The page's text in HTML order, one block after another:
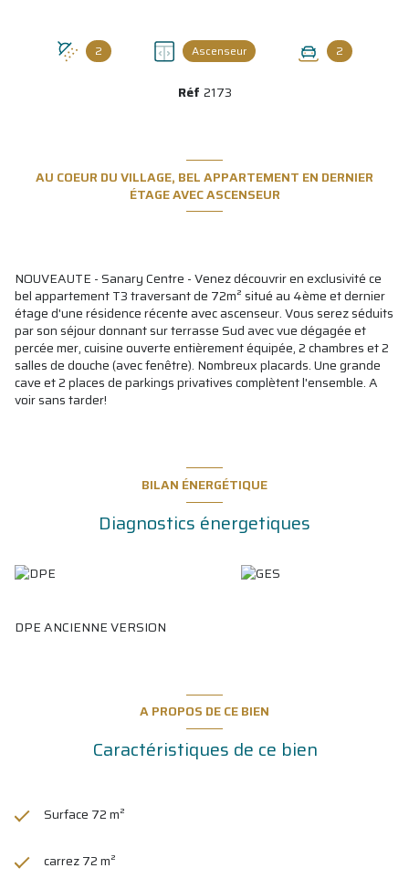
2 Ascenseur 2
Réf 2173
AU COEUR DU VILLAGE, BEL APPARTEMENT EN DERNIER
ÉTAGE AVEC ASCENSEUR
NOUVEAUTE - Sanary Centre - Venez découvrir en exclusivité ce
bel appartement T3 traversant de 72m² situé au 4ème et dernier
étage d'une résidence récente avec ascenseur. Vous serez séduits
par son séjour donnant sur terrasse Sud avec vue dégagée et
percée mer, cuisine ouverte entièrement équipée, 2 chambres et 2
salles de douche (avec fenêtre). Nombreux placards. Une grande
cave et 2 places de parkings privatives complètent l'ensemble. A
voir sans tarder!
BILAN ÉNERGÉTIQUE
Diagnostics énergetiques
DPE ANCIENNE VERSION
A PROPOS DE CE BIEN
Caractéristiques de ce bien
Surface 72 m²
carrez 72 m²